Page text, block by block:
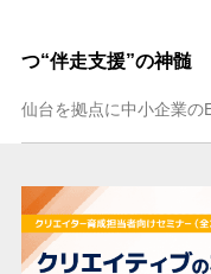
つ“伴走支援”の神髄